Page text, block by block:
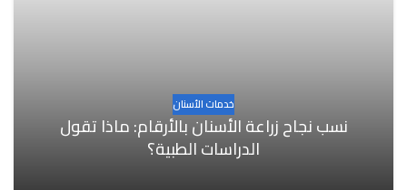
خدمات الأسنان
نسب نجاح زراعة الأسنان بالأرقام: ماذا تقول
الدراسات الطبية؟